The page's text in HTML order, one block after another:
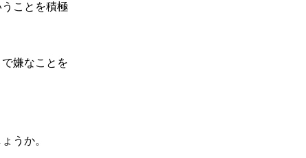
ことを積極
嫌なことを
うか。